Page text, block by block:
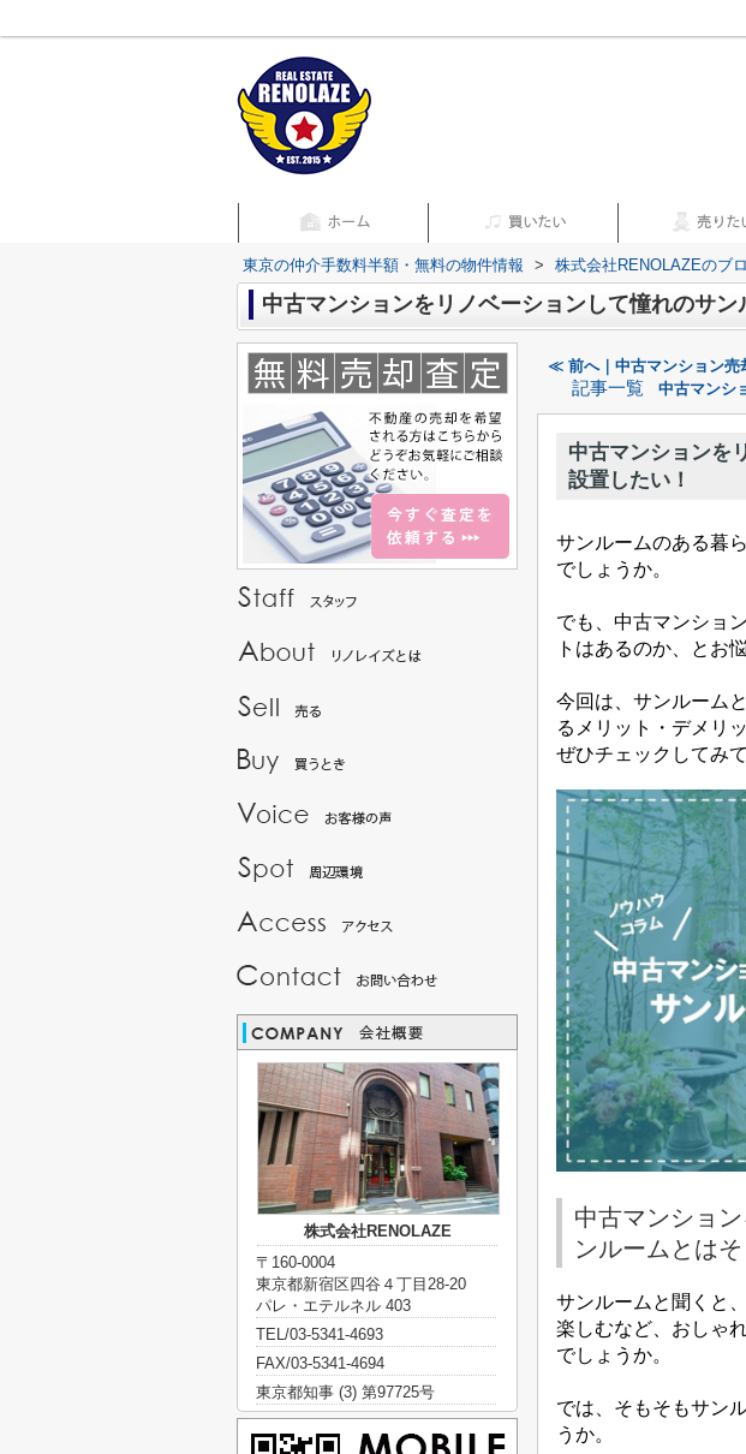
東京の仲介手数料半額・無料の物件情報 > 株式会社RENOLAZEのブ
中古マンションをリノベーションして憧れのサン
≪ 前へ｜中古マンション売
記事一覧 中古マンシ
中古マンションを
設置したい！
サンルームのある暮
でしょうか。
でも、中古マンショ
トはあるのか、とお
今回は、サンルーム
るメリット・デメリ
ぜひチェックしてみ
中古マンショ
ンルームとは
サンルームと聞くと
楽しむなど、おしゃ
でしょうか。
では、そもそもサン
うか。
株式会社RENOLAZE
〒160-0004
東京都新宿区四谷４丁目28-20
パレ・エテルネル 403
TEL/03-5341-4693
FAX/03-5341-4694
東京都知事 (3) 第97725号